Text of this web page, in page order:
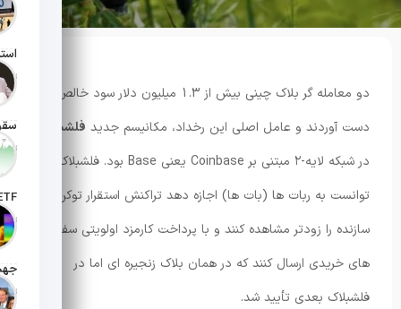
تاریخ
تاریخ
تاریخ
تاریخ
دو معامله گر بلاک چینی بیش از 1.3 میلیون دلار سود خالص به
دست آوردند و عامل اصلی این رخداد، مکانیسم جدید فلشبلاک
در شبکه لایه-۲ مبتنی بر Coinbase یعنی Base بود. فلشبلاک
توانست به ربات ها (بات ها) اجازه دهد تراکنش استقرار توکن
سازنده را زودتر مشاهده کنند و با پرداخت کارمزد اولویتی سفارش
های خریدی ارسال کنند که در همان بلاک زنجیره ای اما در
فلشبلاک بعدی تأیید شد.